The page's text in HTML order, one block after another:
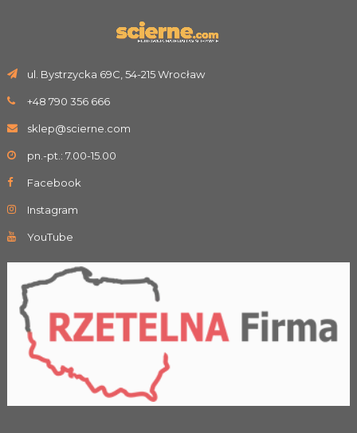
ul. Bystrzycka 69C, 54-215 Wrocław
+48 790 356 666
sklep@scierne.com
pn.-pt.: 7.00-15.00
Facebook
Instagram
YouTube